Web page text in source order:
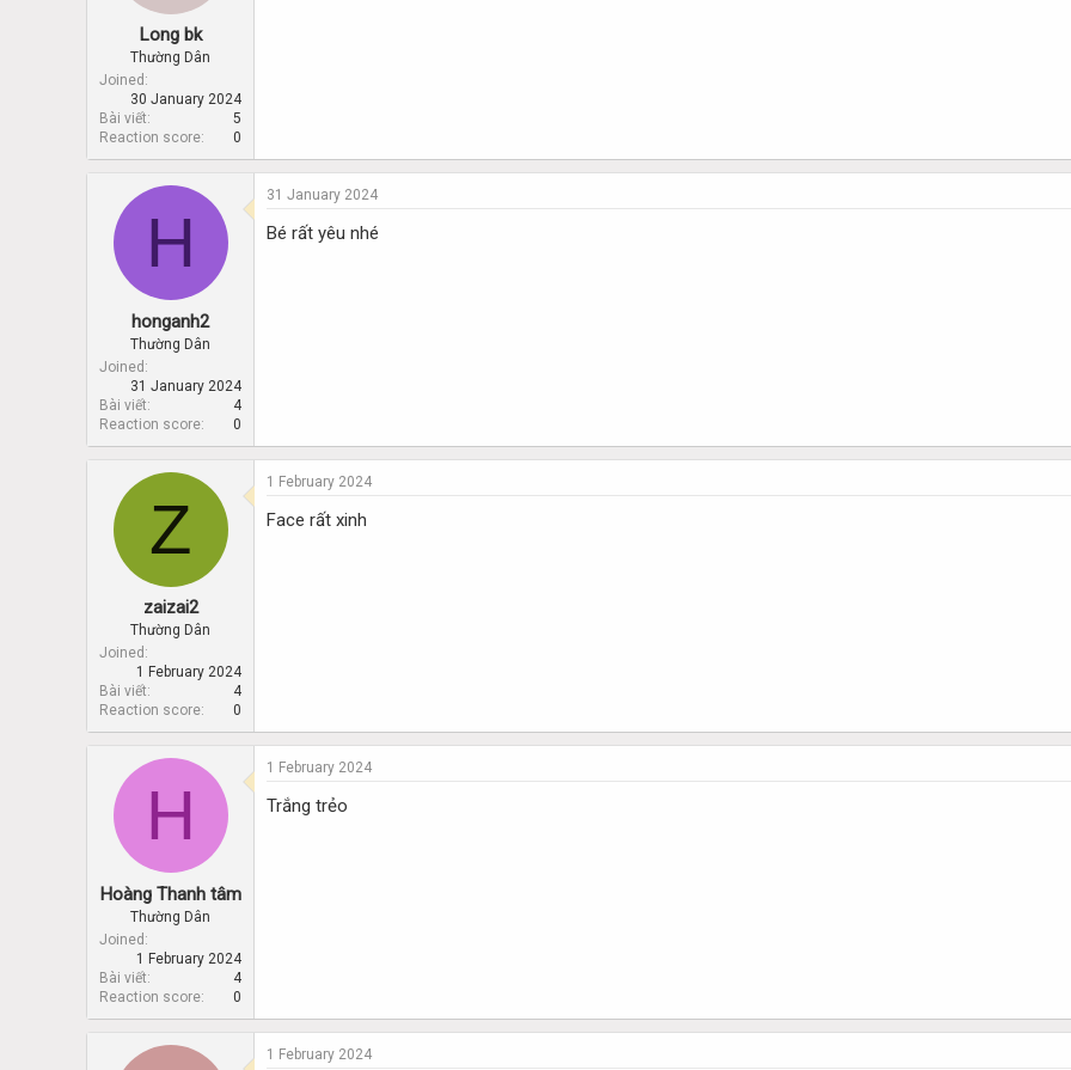
Long bk
Thường Dân
Joined
30 January 2024
Bài viết
5
Reaction score
0
H
honganh2
Thường Dân
Joined
31 January 2024
Bài viết
4
Reaction score
0
31 January 2024
Bé rất yêu nhé
Z
zaizai2
Thường Dân
Joined
1 February 2024
Bài viết
4
Reaction score
0
1 February 2024
Face rất xinh
H
Hoàng Thanh tâm
Thường Dân
Joined
1 February 2024
Bài viết
4
Reaction score
0
1 February 2024
Trắng trẻo
1 February 2024